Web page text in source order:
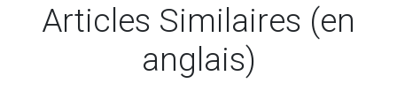
Articles Similaires (en
anglais)